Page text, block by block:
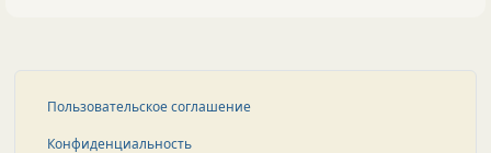
Пользовательское соглашение
Конфиденциальность